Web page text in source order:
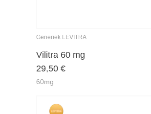
Generiek LEVITRA
Vilitra 60 mg
29,50 €
60mg